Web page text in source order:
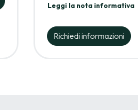
Leggi la nota informativa
Richiedi informazioni